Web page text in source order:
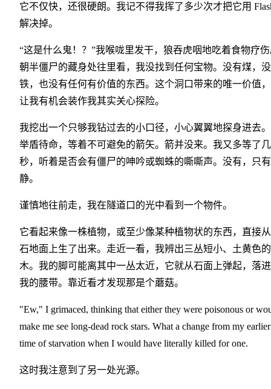
它不仅快，还很硬朗。我记不得我挥了多少次才把它用
解决掉。
“这是什么鬼！？”我喉咙里发干，狼吞虎咽地吃着食物疗
朝半僵尸的藏身处往里看，我没找到任何宝物。没有煤，
铁，也没有任何有价值的东西。这个洞口带来的唯一价值
让我有机会装作我其实关心探险。
我挖出一个只够我钻过去的小口径，小心翼翼地探身进去
举盾待命，等着不可避免的箭矢。箭并没来。我又多等了几
秒，听着是否会有僵尸的呻吟或蜘蛛的嘶嘶声。没有，只
静。
谨慎地往前走，我在隧道口的光中看到一个物件。
它看起来像一株植物，或至少像某种植物状的东西，直接
石地面上生了出来。走近一看，我辨出三丛短小、土黄色
木。我的脚可能离其中一丛太近，它就从石面上弹起，落
我的腰带。靠近看才发现那是个蘑菇。
"Ew," I grimaced, thinking that either they were poisonous or
make me see long-dead rock stars. What a change from my earlier
time of starvation when I would have literally killed for one.
这时我注意到了另一处光源。